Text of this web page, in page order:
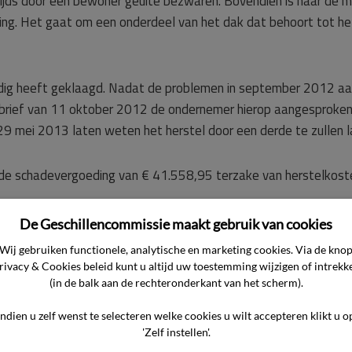
Het gaat om een onderdeel van het dak dat behoort tot
heeft geklaagd. Nadat de problemen in september 2012
van 11 oktober 2012 de ondernemer hierop
mei 2013 laten weten het herstel door een derde te zullen
schadevergoeding van € 41.558,95 terzake van
de arbiters naar de overgelegde stukken, in het
op het volgende neer.
is, of -zoals de VvE stelt- de lekkage het gevolg is van
De Geschillencommissie maakt gebruik van cookies
Wij gebruiken functionele, analytische en marketing cookies. Via de knop
& Cookies beleid kunt u altijd uw toestemming wijzigen of
(in de balk aan de rechteronderkant van het scherm).
u zelf wenst te selecteren welke cookies u wilt accepteren klikt u
'Zelf instellen'.